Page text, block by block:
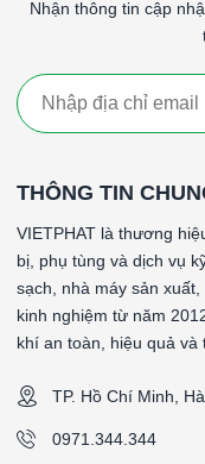
*Vật liệu khung:
*Kích thước đầu gió
*Hướng Thay lọc:
*Kích thước đầu gió
*Kích thước Hepa
####
Nhận thông tin cập
THÔNG TIN
VIETPHAT là thương
bị, phụ tùng và dịch vụ
sạch, nhà máy sản
kinh nghiệm từ năm
khí an toàn, hiệu quả và
TP. Hồ Chí Minh,
0971.344.344